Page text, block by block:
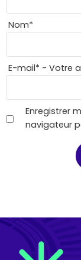
Nom*
E-mail* - Votre
Enregistrer
navigateur